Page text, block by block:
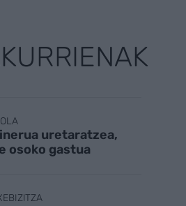
uretaratzea,
osoko gastua